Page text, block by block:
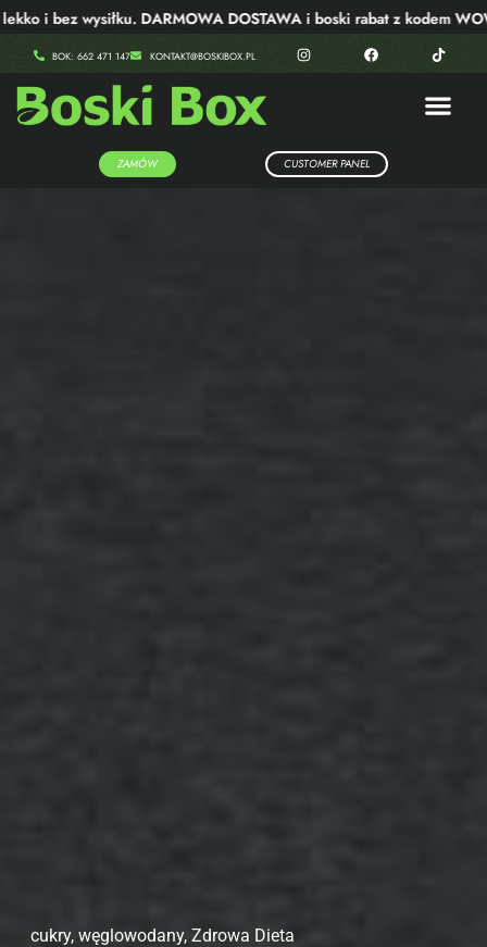
wysiłku. DARMOWA DOSTAWA i boski rabat z kodem WOW40!
BOK: 662 471 147 KONTAKT@BOSKIBOX.PL
ZAMÓW CUSTOMER PANEL
cukry, węglowodany, Zdrowa Dieta